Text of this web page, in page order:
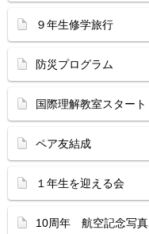
９年生修学旅行
防災プログラム
国際理解教室スタート
ペア友結成
１年生を迎える会
10周年 航空記念写真